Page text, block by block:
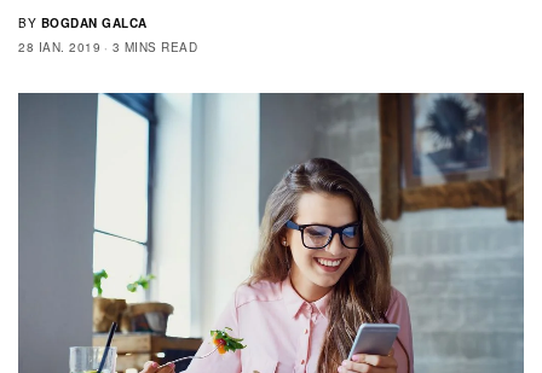
BY BOGDAN GALCA
28 IAN. 2019
3 MINS READ